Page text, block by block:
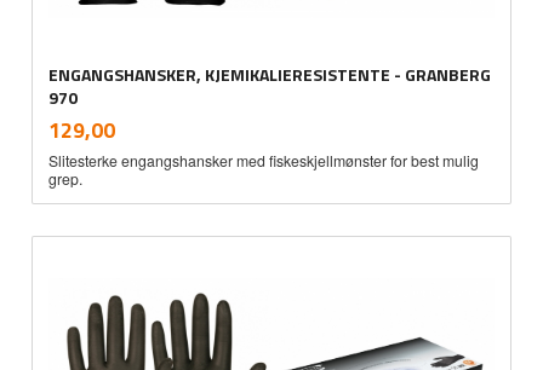
ENGANGSHANSKER, KJEMIKALIERESISTENTE - GRANBERG
970
Pris
129,00mva.
Slitesterke engangshansker med fiskeskjellmønster for best mulig
grep.